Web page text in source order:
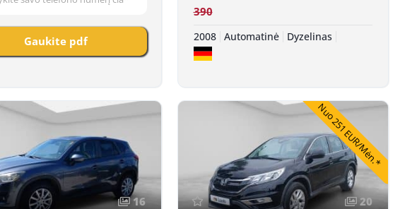
Gaukite pdf
390
2008 Automatinė Dyzelinas
16
Nuo 251 EUR/Mėn.*
20